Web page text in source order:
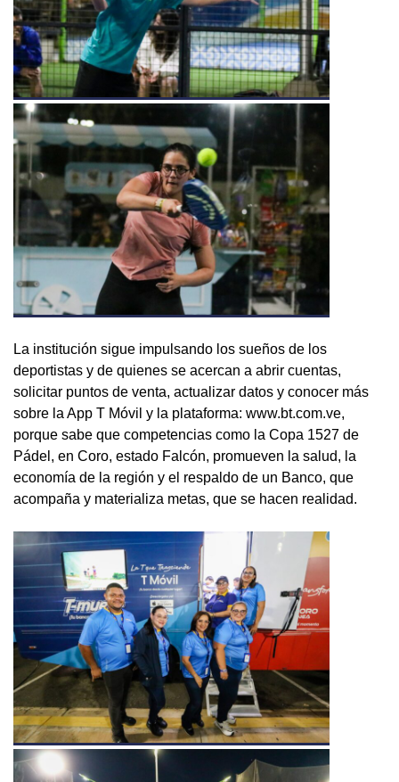
La institución sigue impulsando los sueños de los
deportistas y de quienes se acercan a abrir cuentas,
solicitar puntos de venta, actualizar datos y conocer más
sobre la App T Móvil y la plataforma: www.bt.com.ve,
porque sabe que competencias como la Copa 1527 de
Pádel, en Coro, estado Falcón, promueven la salud, la
economía de la región y el respaldo de un Banco, que
acompaña y materializa metas, que se hacen realidad.